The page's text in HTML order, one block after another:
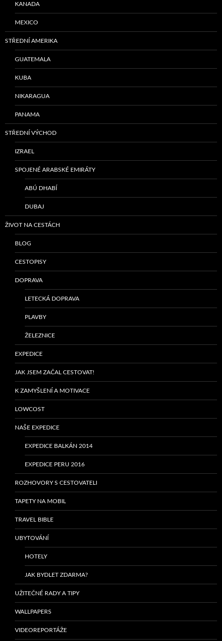
KANADA
MEXICO
STŘEDNÍ AMERIKA
GUATEMALA
KUBA
NIKARAGUA
PANAMA
STŘEDNÍ VÝCHOD
IZRAEL
SPOJENÉ ARABSKÉ EMIRÁTY
ABÚ DHABÍ
DUBAJ
ŽIVOT NA CESTÁCH
BLOG
CESTOPISY
DOPRAVA
LETECKÁ DOPRAVA
PLAVBY
ŽELEZNICE
EXPEDICE
JAK JSEM ZAČAL CESTOVAT!
K ZAMYŠLENÍ A MOTIVACE
LOWCOST
NAŠE EXPEDICE
EXPEDICE BALKÁN 2014
EXPEDICE PERU 2016
ROZHOVORY S CESTOVATELI
TAPETY NA MOBIL
TRAVEL BIBLE
UBYTOVÁNÍ
HOTELY
JAK BYDLET ZDARMA?
UŽITEČNÉ RADY A TIPY
WALLPAPERS
VIDEOREPORTÁŽE